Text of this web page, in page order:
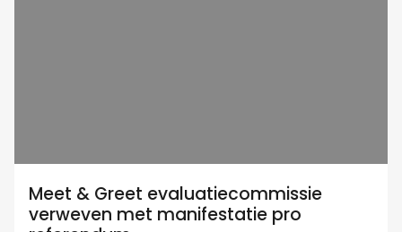
Meet & Greet evaluatiecommissie
verweven met manifestatie pro